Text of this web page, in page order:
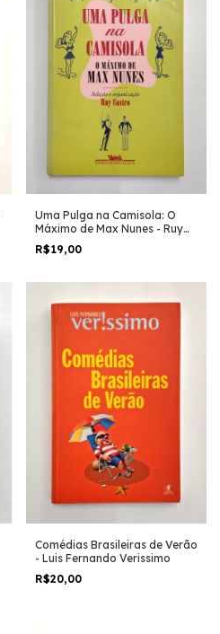
Uma Pulga na Camisola: O
Máximo de Max Nunes - Ruy
Castro (seleção e
Organização)
R$19,00
Comédias Brasileiras de Verão
- Luis Fernando Verissimo
R$20,00